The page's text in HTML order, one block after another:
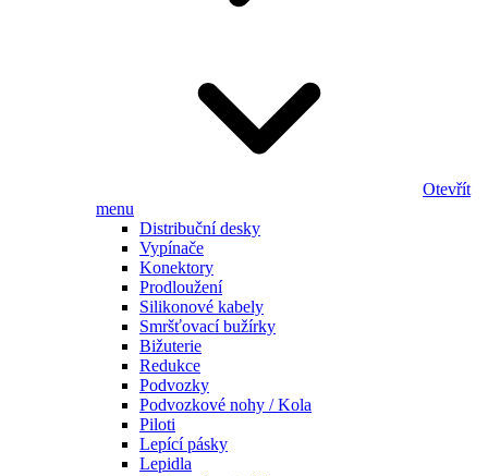
Otevřít
menu
Distribuční desky
Vypínače
Konektory
Prodloužení
Silikonové kabely
Smršťovací bužírky
Bižuterie
Redukce
Podvozky
Podvozkové nohy / Kola
Piloti
Lepící pásky
Lepidla